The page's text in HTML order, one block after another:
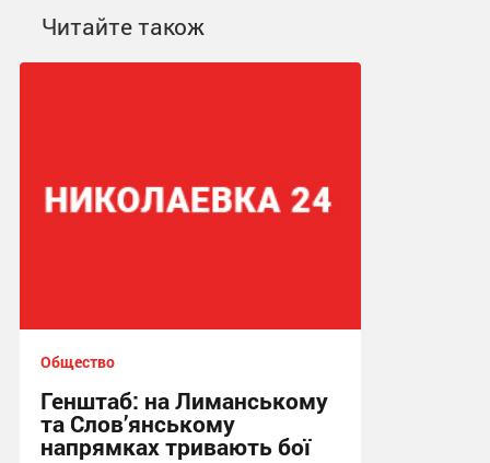
Читайте також
Общество
Генштаб: на Лиманському
та Слов’янському
напрямках тривають бої